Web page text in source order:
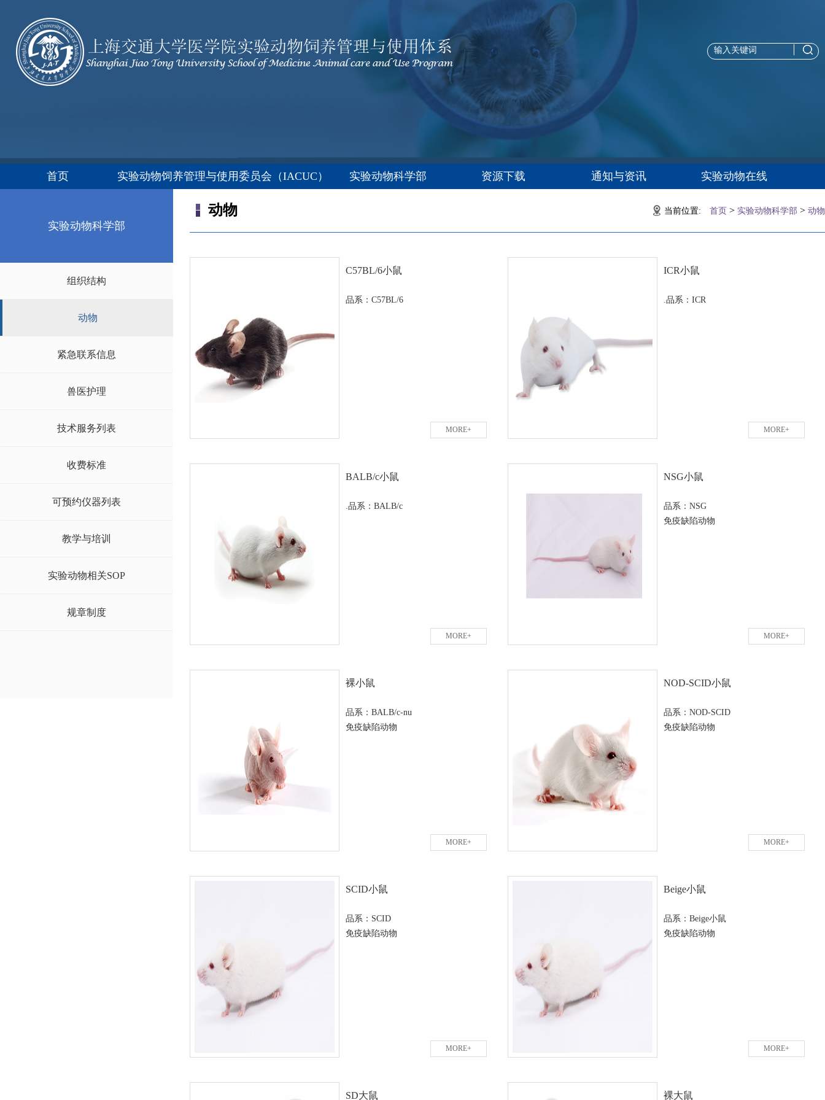
首页 实验动物饲养管理与使用委员会（IACUC） 实验动物科学部 资源下载 通知与资讯 实验动物在线
实验动物科学部
组织结构
动物
紧急联系信息
兽医护理
技术服务列表
收费标准
可预约仪器列表
教学与培训
实验动物相关SOP
规章制度
动物 当前位置: 首页 > 实验动物科学部 > 动物
C57BL/6小鼠
品系：C57BL/6
MORE+
ICR小鼠
.品系：ICR
MORE+
BALB/c小鼠
.品系：BALB/c
MORE+
NSG小鼠
品系：NSG
免疫缺陷动物
MORE+
裸小鼠
品系：BALB/c-nu
免疫缺陷动物
MORE+
NOD-SCID小鼠
品系：NOD-SCID
免疫缺陷动物
MORE+
SCID小鼠
品系：SCID
免疫缺陷动物
MORE+
Beige小鼠
品系：Beige小鼠
免疫缺陷动物
MORE+
SD大鼠 裸大鼠